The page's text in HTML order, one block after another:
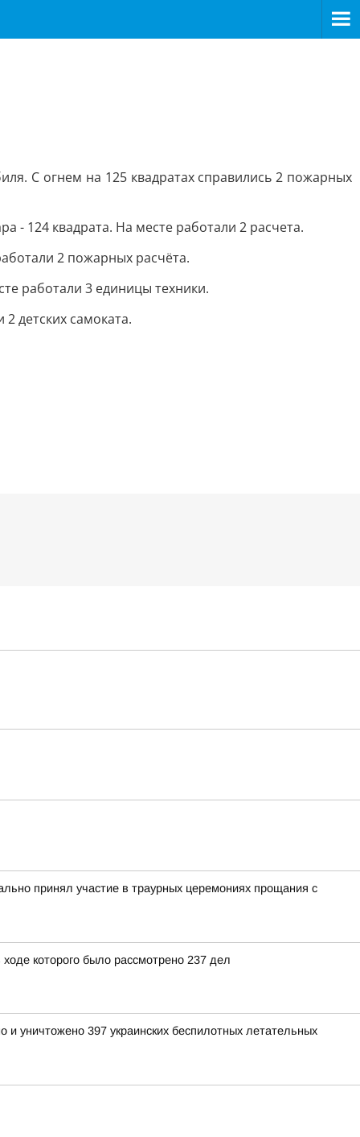
С огнем на 125 квадратах справились 2 пожарных
- 124 квадрата. На месте работали 2 расчета.
2 пожарных расчёта.
работали 3 единицы техники.
детских самоката.
принял участие в траурных церемониях прощания с
которого было рассмотрено 237 дел
уничтожено 397 украинских беспилотных летательных